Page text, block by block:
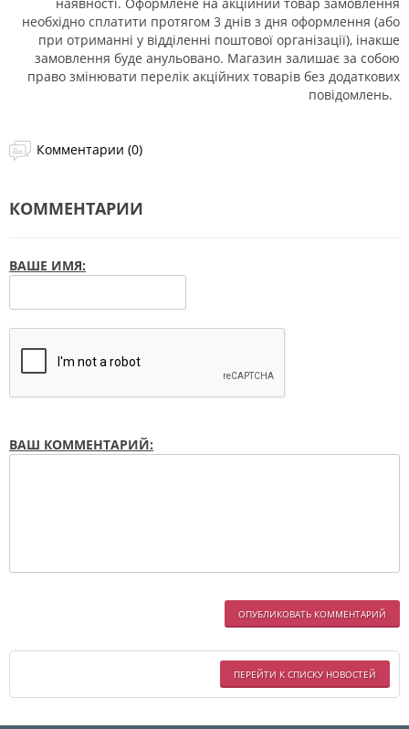
необхідно сплатити протягом 3 днів з дня оформлення (або
при отриманні у відділенні поштової організації), інакше
замовлення буде анульовано. Магазин залишає за собою
право змінювати перелік акційних товарів без додаткових
повідомлень.
Комментарии (0)
КОММЕНТАРИИ
ВАШЕ ИМЯ:
ВАШ КОММЕНТАРИЙ:
ОПУБЛИКОВАТЬ КОММЕНТАРИЙ
ПЕРЕЙТИ К СПИСКУ НОВОСТЕЙ